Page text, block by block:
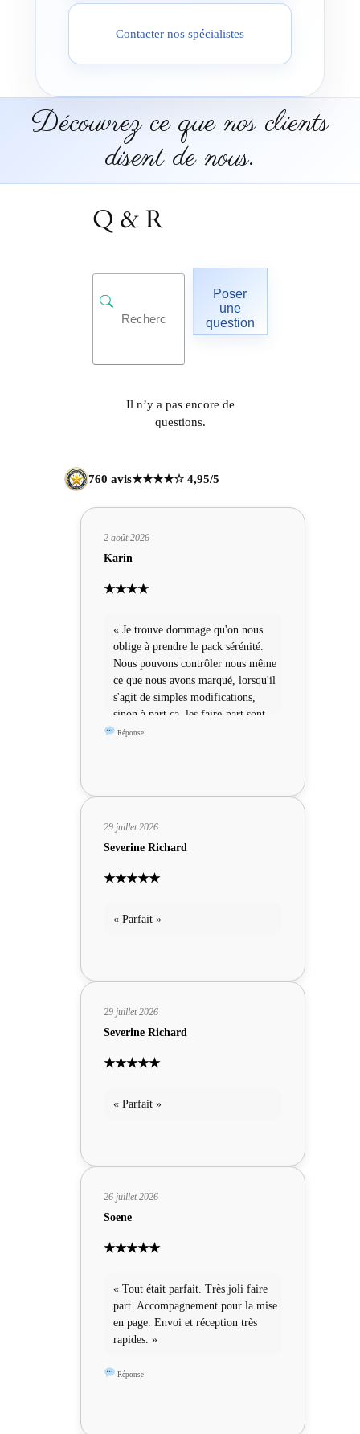
Contacter nos spécialistes
Découvrez ce que nos clients
disent de nous.
Q & R
Poser
une
question
Il n’y a pas encore de
questions.
760 avis★★★★☆ 4,95/5
2 août 2026
Karin
★★★★
« Je trouve dommage qu'on nous
oblige à prendre le pack sérénité.
Nous pouvons contrôler nous même
ce que nous avons marqué, lorsqu'il
s'agit de simples modifications,
sinon à part ça, les faire-part sont
sympas »
Réponse
29 juillet 2026
Severine Richard
★★★★★
« Parfait »
29 juillet 2026
Severine Richard
★★★★★
« Parfait »
26 juillet 2026
Soene
★★★★★
« Tout était parfait. Très joli faire
part. Accompagnement pour la mise
en page. Envoi et réception très
rapides. »
Réponse